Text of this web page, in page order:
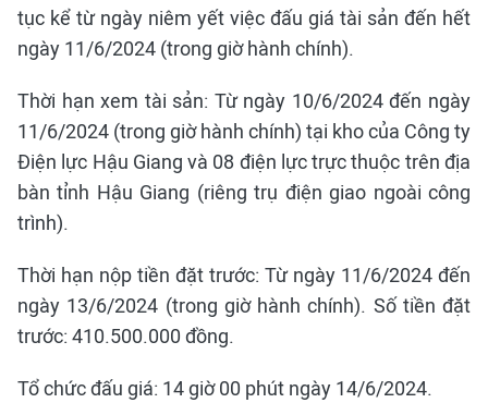
tục kể từ ngày niêm yết việc đấu giá tài sản đến hết
ngày 11/6/2024 (trong giờ hành chính).
Thời hạn xem tài sản: Từ ngày 10/6/2024 đến ngày
11/6/2024 (trong giờ hành chính) tại kho của Công ty
Điện lực Hậu Giang và 08 điện lực trực thuộc trên địa
bàn tỉnh Hậu Giang (riêng trụ điện giao ngoài công
trình).
Thời hạn nộp tiền đặt trước: Từ ngày 11/6/2024 đến
ngày 13/6/2024 (trong giờ hành chính). Số tiền đặt
trước: 410.500.000 đồng.
Tổ chức đấu giá: 14 giờ 00 phút ngày 14/6/2024.